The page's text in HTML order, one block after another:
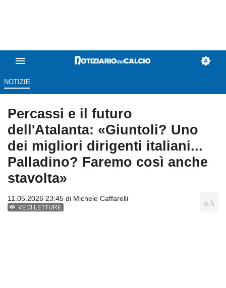
NOTIZIE
Percassi e il futuro
dell'Atalanta: «Giuntoli? Uno
dei migliori dirigenti italiani...
Palladino? Faremo così anche
stavolta»
11.05.2026 23:45 di Michele Caffarelli
VEDI LETTURE